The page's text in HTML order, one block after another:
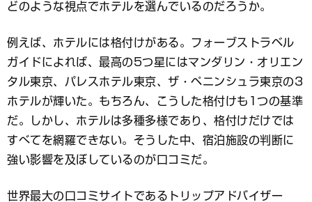
どのような視点でホテルを選んでいるのだろうか。
例えば、ホテルには格付けがある。フォーブストラベル
ガイドによれば、最高の5つ星にはマンダリン・オリエン
タル東京、パレスホテル東京、ザ・ペニンシュラ東京の3
ホテルが輝いた。もちろん、こうした格付けも1つの基準
だ。しかし、ホテルは多種多様であり、格付けだけでは
すべてを網羅できない。そうした中、宿泊施設の判断に
強い影響を及ぼしているのが口コミだ。
世界最大の口コミサイトであるトリップアドバイザー